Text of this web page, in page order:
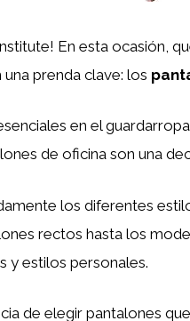
En esta ocasión,
prenda clave: los
en el
de oficina son una
los diferentes
rectos hasta los
y estilos personales.
de elegir pantalones